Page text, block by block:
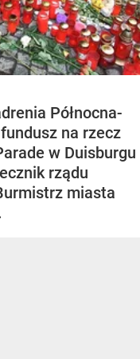
Północna-
na rzecz
w Duisburgu
rządu
miasta